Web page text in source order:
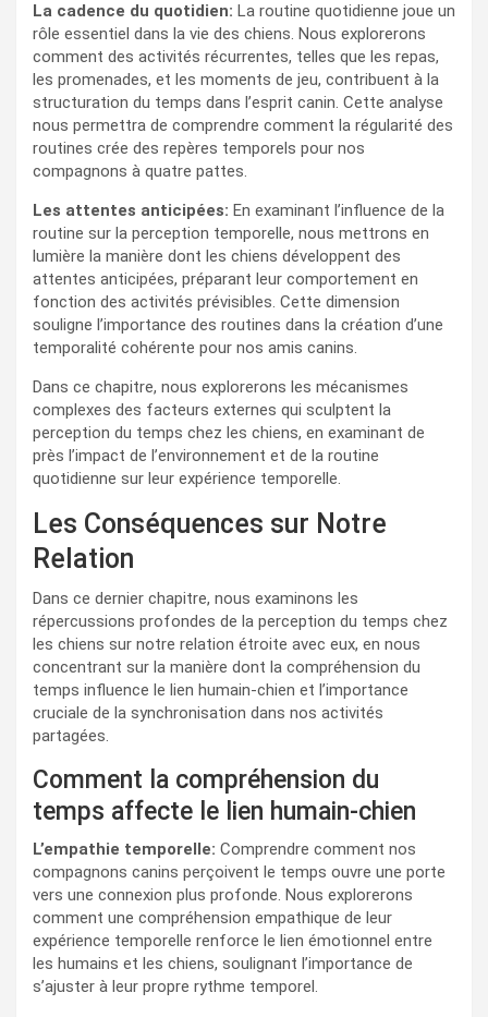
La cadence du quotidien: La routine quotidienne joue un
rôle essentiel dans la vie des chiens. Nous explorerons
comment des activités récurrentes, telles que les repas,
les promenades, et les moments de jeu, contribuent à la
structuration du temps dans l’esprit canin. Cette analyse
nous permettra de comprendre comment la régularité des
routines crée des repères temporels pour nos
compagnons à quatre pattes.
Les attentes anticipées: En examinant l’influence de la
routine sur la perception temporelle, nous mettrons en
lumière la manière dont les chiens développent des
attentes anticipées, préparant leur comportement en
fonction des activités prévisibles. Cette dimension
souligne l’importance des routines dans la création d’une
temporalité cohérente pour nos amis canins.
Dans ce chapitre, nous explorerons les mécanismes
complexes des facteurs externes qui sculptent la
perception du temps chez les chiens, en examinant de
près l’impact de l’environnement et de la routine
quotidienne sur leur expérience temporelle.
Les Conséquences sur Notre
Relation
Dans ce dernier chapitre, nous examinons les
répercussions profondes de la perception du temps chez
les chiens sur notre relation étroite avec eux, en nous
concentrant sur la manière dont la compréhension du
temps influence le lien humain-chien et l’importance
cruciale de la synchronisation dans nos activités
partagées.
Comment la compréhension du
temps affecte le lien humain-chien
L’empathie temporelle: Comprendre comment nos
compagnons canins perçoivent le temps ouvre une porte
vers une connexion plus profonde. Nous explorerons
comment une compréhension empathique de leur
expérience temporelle renforce le lien émotionnel entre
les humains et les chiens, soulignant l’importance de
s’ajuster à leur propre rythme temporel.